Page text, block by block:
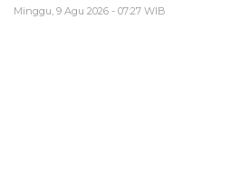
Minggu, 9 Agu 2026 - 07:27 WIB